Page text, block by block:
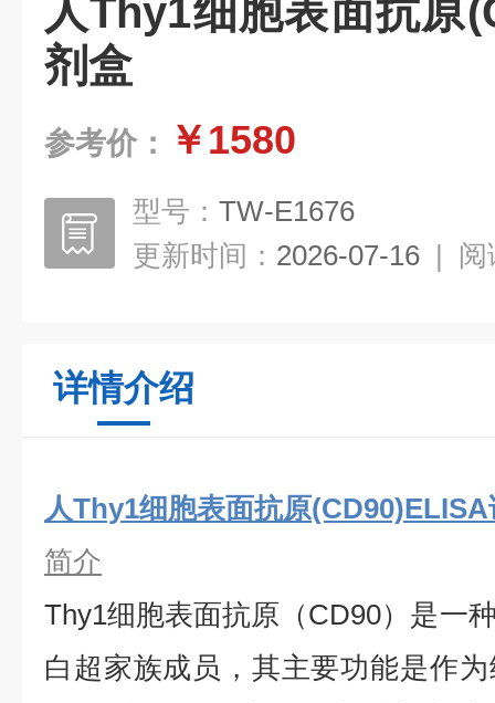
人Thy1细胞表面抗原
剂盒
参考价： ￥1580
型号： TW-E1676
更新时间： 2026-07-16 | 阅
详情介绍
人Thy1细胞表面抗原
简介
Thy1细胞表面抗原（CD90）是一
白超家族成员，其主要功能是作